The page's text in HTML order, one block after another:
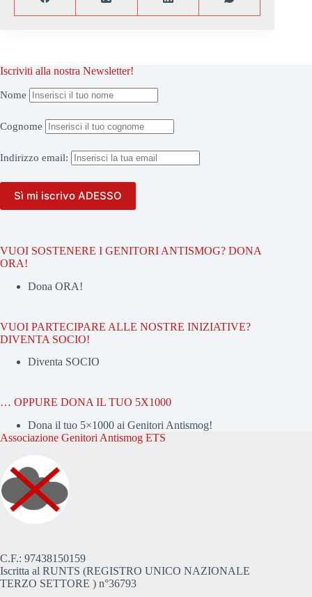
Iscriviti alla nostra Newsletter!
Nome
Cognome
Indirizzo email:
VUOI SOSTENERE I GENITORI ANTISMOG? DONA
ORA!
Dona ORA!
VUOI PARTECIPARE ALLE NOSTRE INIZIATIVE?
DIVENTA SOCIO!
Diventa SOCIO
… OPPURE DONA IL TUO 5X1000
Dona il tuo 5×1000 ai Genitori Antismog!
Associazione Genitori Antismog ETS
C.F.: 97438150159
Iscritta al RUNTS (REGISTRO UNICO NAZIONALE
TERZO SETTORE ) n°36793